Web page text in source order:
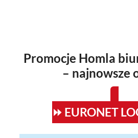
Promocje Homla
– najnowsze
⏩ EURONET